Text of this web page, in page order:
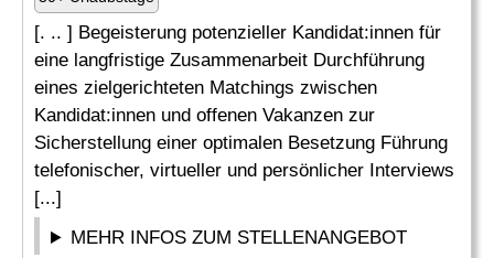
[. .. ] Begeisterung potenzieller Kandidat:innen für
eine langfristige Zusammenarbeit Durchführung
eines zielgerichteten Matchings zwischen
Kandidat:innen und offenen Vakanzen zur
Sicherstellung einer optimalen Besetzung Führung
telefonischer, virtueller und persönlicher Interviews
[...]
MEHR INFOS ZUM STELLENANGEBOT